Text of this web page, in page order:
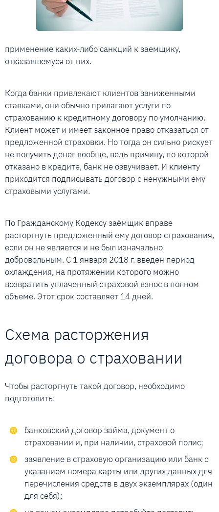
применение каких-либо санкций к заемщику,
отказавшемуся от них.
Когда банки привлекают клиентов заниженными
ставками, они обычно прилагают услуги по
страхованию к кредитному договору по умолчанию.
Клиент может и имеет законное право отказаться от
предложенной страховки. Но тогда он сильно рискует
не получить денег вообще, ведь причину, по которой
отказано в кредите, банк не озвучивает. И клиенту
приходится подписывать договор с ненужными ему
страховыми услугами.
По Гражданскому Кодексу заёмщик вправе
расторгнуть предложенный ему договор страхования,
если он не является и не был изначально
добровольным. С 1 января 2018 г. введен период
охлаждения, на протяжении которого можно
возвратить уплаченный страховой взнос в полном
объеме. Этот срок составляет 14 дней.
Схема расторжения
договора о страховании
Чтобы расторгнуть такой договор, необходимо
подготовить:
банковский договор займа, документ о
страховании и, при наличии, страховой полис;
заявление в страховую организацию или банк с
указанием номера карты или других данных для
перечисления средств в двух экземплярах (один
для себя);